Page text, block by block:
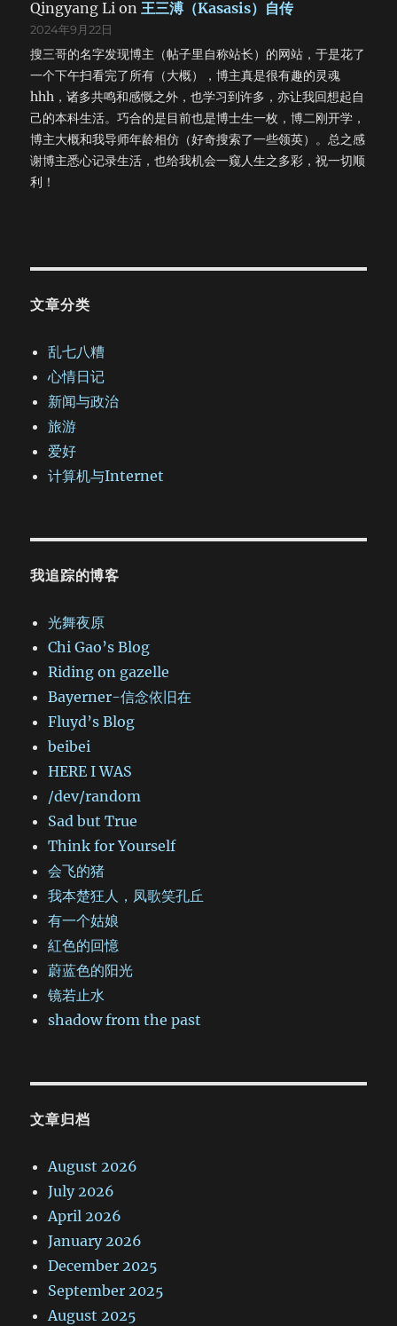
Qingyang Li on王三溥（Kasasis）自传
2024年9月22日
搜三哥的名字发现博主（帖子里自称站长）的网站，于是花了
一个下午扫看完了所有（大概），博主真是很有趣的灵魂
hhh，诸多共鸣和感慨之外，也学习到许多，亦让我回想起自
己的本科生活。巧合的是目前也是博士生一枚，博二刚开学，
博主大概和我导师年龄相仿（好奇搜索了一些领英）。总之感
谢博主悉心记录生活，也给我机会一窥人生之多彩，祝一切顺
利！
文章分类
乱七八糟
心情日记
新闻与政治
旅游
爱好
计算机与Internet
我追踪的博客
光舞夜原
Chi Gao’s Blog
Riding on gazelle
Bayerner-信念依旧在
Fluyd’s Blog
beibei
HERE I WAS
/dev/random
Sad but True
Think for Yourself
会飞的猪
我本楚狂人，凤歌笑孔丘
有一个姑娘
紅色的回憶
蔚蓝色的阳光
镜若止水
shadow from the past
文章归档
August 2026
July 2026
April 2026
January 2026
December 2025
September 2025
August 2025